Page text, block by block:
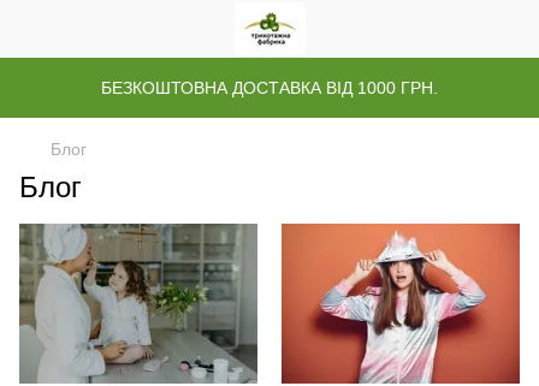
БЕЗКОШТОВНА ДОСТАВКА ВІД 1000 ГРН.
Блог
Блог